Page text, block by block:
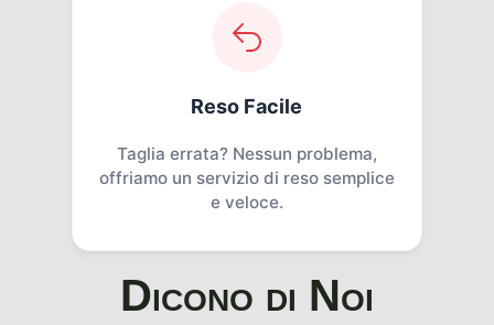
Reso Facile
Taglia errata? Nessun problema,
offriamo un servizio di reso semplice
e veloce.
Dicono di Noi